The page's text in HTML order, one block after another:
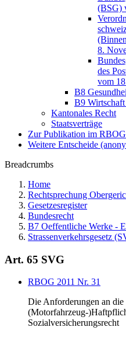
(BSG)
8.
des
vom
B8
B9 Wirtschaft
Kantonales Recht
Staatsverträge
Zur Publikation im RBOG
Weitere Entscheide
Breadcrumbs
Home
Rechtsprechung
Gesetzesregister
Bundesrecht
B7 Oeffentliche Werke -
Strassenverkehrsgesetz
Art. 65 SVG
RBOG 2011 Nr. 31
Die Anforderungen an
(Motorfahrzeug-
Sozialversicherungsrecht